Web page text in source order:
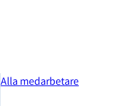
Alla medarbetare